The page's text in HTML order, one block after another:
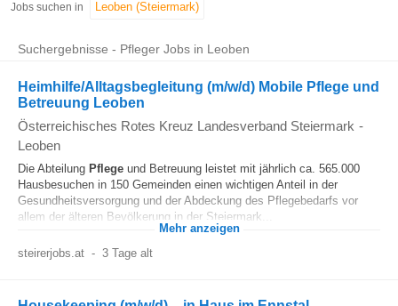
Jobs suchen in
Suchergebnisse - Pfleger Jobs in Leoben
Heimhilfe/Alltagsbegleitung (m/w/d) Mobile Pflege und
Betreuung Leoben
Österreichisches Rotes Kreuz Landesverband Steiermark -
Leoben
Die Abteilung Pflege und Betreuung leistet mit jährlich ca. 565.000
Hausbesuchen in 150 Gemeinden einen wichtigen Anteil in der
Gesundheitsversorgung und der Abdeckung des Pflegebedarfs vor
allem der älteren Bevölkerung in der Steiermark...
Mehr anzeigen
steirerjobs.at - 3 Tage alt